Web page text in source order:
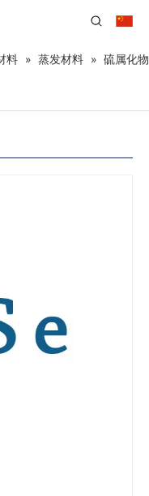
料 » 蒸发材料 » 硫属化物